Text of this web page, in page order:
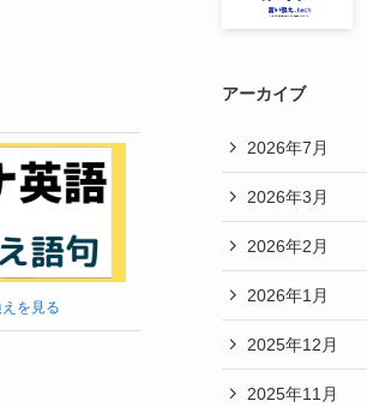
を見る
アーカイブ
2026年7月
2026年3月
2026年2月
2026年1月
2025年12月
2025年11月